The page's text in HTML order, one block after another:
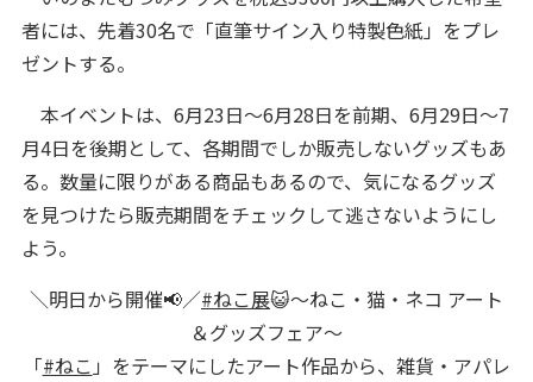
者には、先着30名で「直筆サイン入り特製色紙」をプレ
ゼントする。
本イベントは、6月23日～6月28日を前期、6月29日～7
月4日を後期として、各期間でしか販売しないグッズもあ
る。数量に限りがある商品もあるので、気になるグッズ
を見つけたら販売期間をチェックして逃さないようにし
よう。
＼明日から開催📢／#ねこ展😺～ねこ・猫・ネコ アート
＆グッズフェア～
「#ねこ 」をテーマにしたアート作品から、雑貨・アパレ